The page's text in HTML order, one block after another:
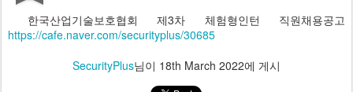
한국산업기술보호협회 제3차 체험형인턴 직원채용공고
https://cafe.naver.com/securityplus/30685
SecurityPlus님이 18th March 2022에 게시